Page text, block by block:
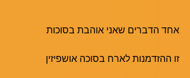
אחד הדברים שאני אוהבת בסוכות
זו ההזדמנות לארח בסוכה אושפיזין